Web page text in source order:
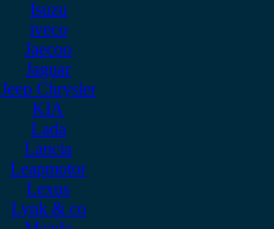
Isuzu
iveco
Jaecoo
Jaguar
Jeep Chrysler
KIA
Lada
Lancia
Leapmotor
Lexus
Lynk & co